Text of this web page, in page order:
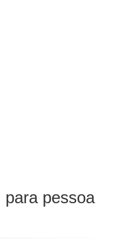
para pessoa